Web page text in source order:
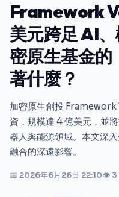
Framework
美元跨足 AI
密原生基金的
著什麼？
加密原生創投
資，規模達 4 億美元，並
器人與能源領域。本文深
融合的深遠影響。
📅 2026年6月26日 22:10👁 3